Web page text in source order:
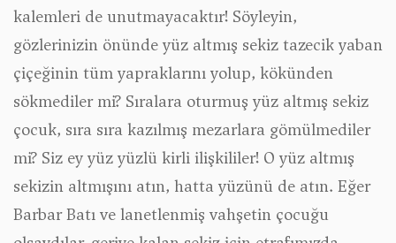
kalemleri de unutmayacaktır! Söyleyin,
gözlerinizin önünde yüz altmış sekiz tazecik yaban
çiçeğinin tüm yapraklarını yolup, kökünden
sökmediler mi? Sıralara oturmuş yüz altmış sekiz
çocuk, sıra sıra kazılmış mezarlara gömülmediler
mi? Siz ey yüz yüzlü kirli ilişkililer! O yüz altmış
sekizin altmışını atın, hatta yüzünü de atın. Eğer
Barbar Batı ve lanetlenmiş vahşetin çocuğu